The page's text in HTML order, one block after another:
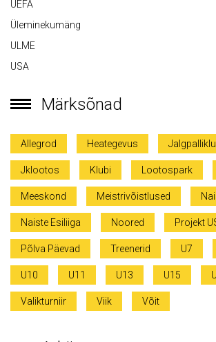
UEFA
Üleminekumäng
ULME
USA
Märksõnad
Allegrod Heategevus
Jklootos Klubi Lootospark
Meeskond Meistrivõistlused
Naiste Esiliiga Noored Projekt
Põlva Päevad Treenerid U7
U10 U11 U13 U15
Valikturniir Viik Võit